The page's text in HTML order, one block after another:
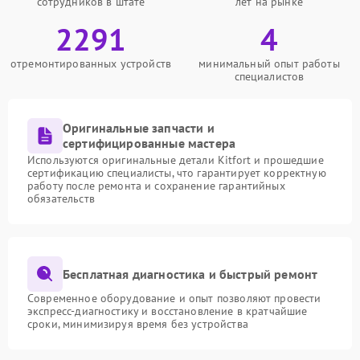
2291
отремонтированных устройств
4
минимальный опыт работы
специалистов
Оригинальные запчасти и
сертифицированные мастера
Используются оригинальные детали Kitfort и прошедшие
сертификацию специалисты, что гарантирует корректную
работу после ремонта и сохранение гарантийных
обязательств
Бесплатная диагностика и быстрый ремонт
Современное оборудование и опыт позволяют провести
экспресс-диагностику и восстановление в кратчайшие
сроки, минимизируя время без устройства